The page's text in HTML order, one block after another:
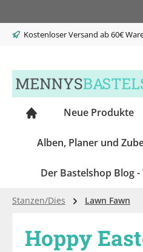
Kostenloser Versand ab 60€
Neue Produkte
Alben, Planer und
Der Bastelshop Blog
Stanzen/Dies Lawn Fawn
Hoppy